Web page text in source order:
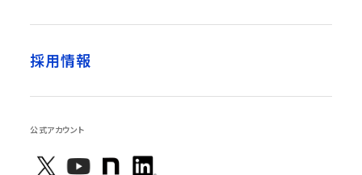
採用情報
公式アカウント